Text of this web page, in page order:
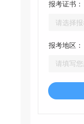
报考证书：
报考地区：